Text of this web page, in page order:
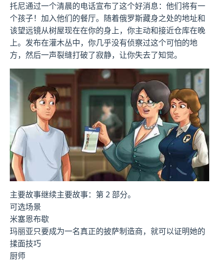
托尼通过一个清晨的电话宣布了这个好消息：他们将有一
个孩子！加入他们的餐厅。随着俄罗斯藏身之处的地址和
该望远镜从树屋现在在你的身上，你主动和接近仓库在晚
上。发布在灌木丛中，你几乎没有侦察过这个可怕的地
方，然后一声裂缝打破了寂静，让你失去了知觉。
主要故事继续主要故事：第 2 部分。
可选场景
米塞恩布歇
玛丽亚只要成为一名真正的披萨制造商，就可以证明她的
揉面技巧
厨师